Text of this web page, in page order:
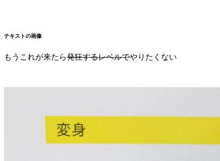
テキストの画像
もうこれが来たら発狂するレベルでやりたくない